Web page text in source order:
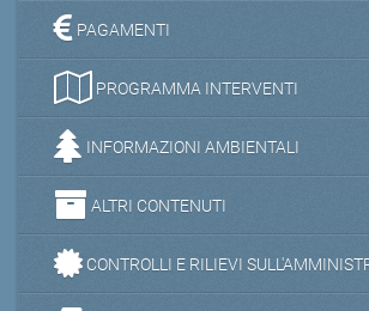
PAGAMENTI
PROGRAMMA INTERVENTI
INFORMAZIONI AMBIENTALI
ALTRI CONTENUTI
CONTROLLI E RILIEVI